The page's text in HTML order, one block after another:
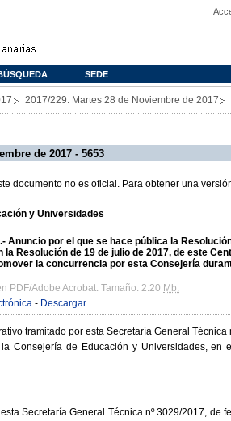
SEDE
2017/229. Martes 28 de Noviembre de 2017
de 2017 - 5653
documento no es oficial. Para obtener una
y Universidades
Anuncio por el que se hace pública la
Resolución de 19 de julio de 2017, de este
la concurrencia por esta Consejería
PDF/Adobe Acrobat. Tamaño: 2.20 Mb.
- Descargar
tramitado por esta Secretaría General
Consejería de Educación y Universidades,
Secretaría General Técnica nº 3029/2017, de